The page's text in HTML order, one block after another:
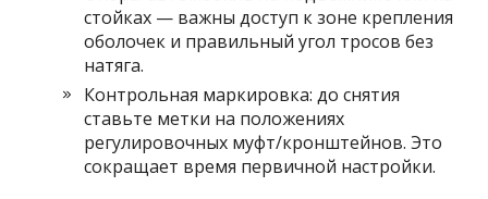
стойках — важны доступ к зоне крепления
оболочек и правильный угол тросов без
натяга.
Контрольная маркировка: до снятия
ставьте метки на положениях
регулировочных муфт/кронштейнов. Это
сокращает время первичной настройки.